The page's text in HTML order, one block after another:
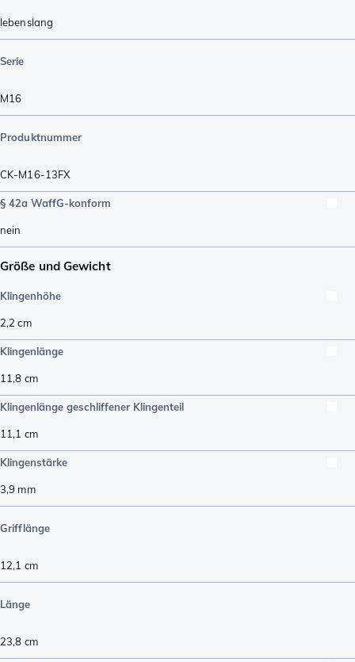
lebenslang
Serie
M16
Produktnummer
CK-M16-13FX
§ 42a WaffG-konform
nein
Größe und Gewicht
Klingenhöhe
2,2 cm
Klingenlänge
11,8 cm
Klingenlänge geschliffener Klingenteil
11,1 cm
Klingenstärke
3,9 mm
Grifflänge
12,1 cm
Länge
23,8 cm